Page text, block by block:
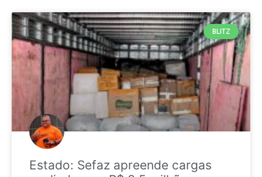
BLITZ
Estado: Sefaz apreende cargas